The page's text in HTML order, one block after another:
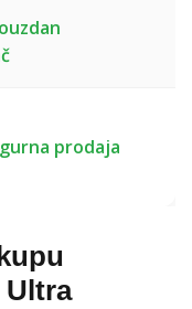
prodaja
Ultra